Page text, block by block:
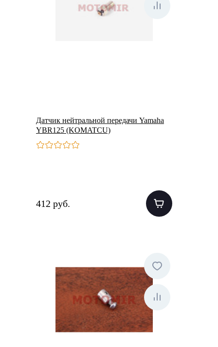
Датчик нейтральной передачи Yamaha
YBR125 (KOMATCU)
412 руб.